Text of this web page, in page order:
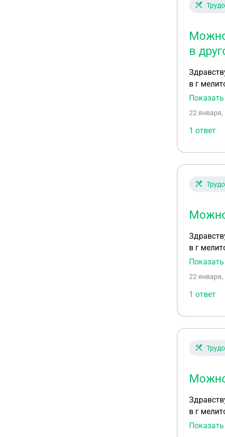
в
Здравствуйте Такой вопрос , подскажите пожалуйста, у меня подруга
в г мелитополь по
22 января,
1 ответ
Здравствуйте Такой вопрос , подскажите пожалуйста, у меня подруга
в г мелитополь по
22 января,
1 ответ
Здравствуйте Такой вопрос , подскажите пожалуйста, у меня подруга
в г мелитополь по